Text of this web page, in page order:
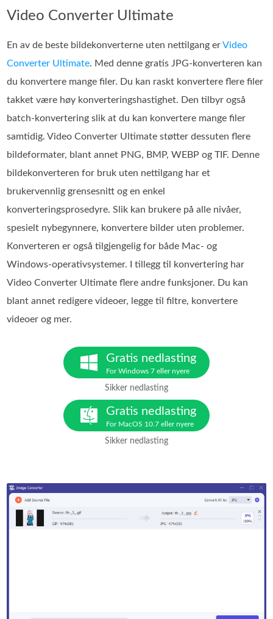
Video Converter Ultimate
En av de beste bildekonverterne uten nettilgang erVideo
Converter Ultimate. Med denne gratis JPG‑konverteren kan
du konvertere mange filer. Du kan raskt konvertere flere filer
takket være høy konverteringshastighet. Den tilbyr også
batch‑konvertering slik at du kan konvertere mange filer
samtidig. Video Converter Ultimate støtter dessuten flere
bildeformater, blant annet PNG, BMP, WEBP og TIF. Denne
bildekonverteren for bruk uten nettilgang har et
brukervennlig grensesnitt og en enkel
konverteringsprosedyre. Slik kan brukere på alle nivåer,
spesielt nybegynnere, konvertere bilder uten problemer.
Konverteren er også tilgjengelig for både Mac‑ og
Windows‑operativsystemer. I tillegg til konvertering har
Video Converter Ultimate flere andre funksjoner. Du kan
blant annet redigere videoer, legge til filtre, konvertere
videoer og mer.
Gratis nedlasting
For Windows 7 eller nyere
Sikker nedlasting
Gratis nedlasting
For MacOS 10.7 eller nyere
Sikker nedlasting